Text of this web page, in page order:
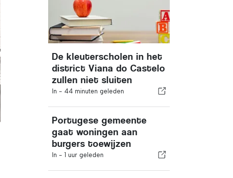
De kleuterscholen in het
district Viana do Castelo
zullen niet sluiten
In - 44 minuten geleden
Portugese gemeente
gaat woningen aan
burgers toewijzen
In - 1 uur geleden